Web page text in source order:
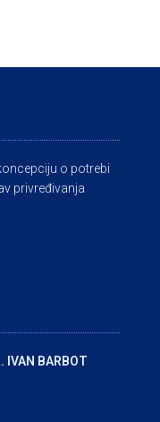
o potrebi
privređivanja
IVAN BARBOT